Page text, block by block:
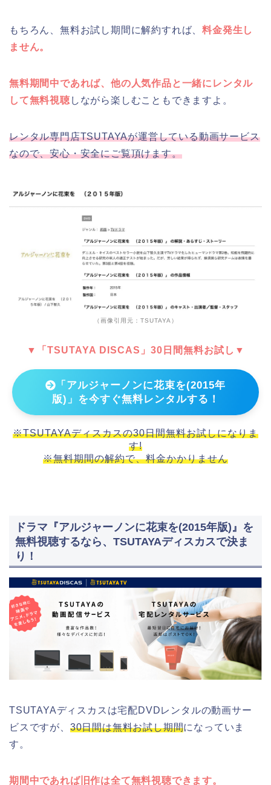
もちろん、無料お試し期間に解約すれば、料金発生し
ません。
無料期間中であれば、他の人気作品と一緒にレンタル
して無料視聴 しながら楽しむこともできますよ。
レンタル専門店TSUTAYAが運営している動画サービス
なので、安心・安全にご覧頂けます。
（画像引用元：TSUTAYA）
▼「TSUTAYA DISCAS」30日間無料お試し▼
「アルジャーノンに花束を(2015年
版)」を今すぐ無料レンタルする！
※TSUTAYAディスカスの30日間無料お試しになりま
す!
※無料期間の解約で、料金かかりません
ドラマ『アルジャーノンに花束を(2015年版)』を
無料視聴するなら、TSUTAYAディスカスで決ま
り！
TSUTAYAディスカスは宅配DVDレンタルの動画サー
ビスですが、 30日間は無料お試し期間になっていま
す。
期間中であれば旧作は全て無料視聴できます。